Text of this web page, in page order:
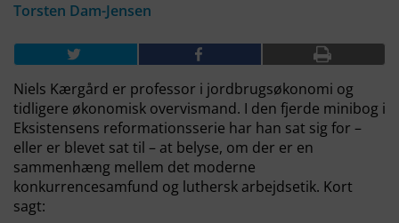
Torsten Dam-Jensen
Niels Kærgård er professor i jordbrugsøkonomi og
tidligere økonomisk overvismand. I den fjerde minibog i
Eksistensens reformationsserie har han sat sig for –
eller er blevet sat til – at belyse, om der er en
sammenhæng mellem det moderne
konkurrencesamfund og luthersk arbejdsetik. Kort
sagt: